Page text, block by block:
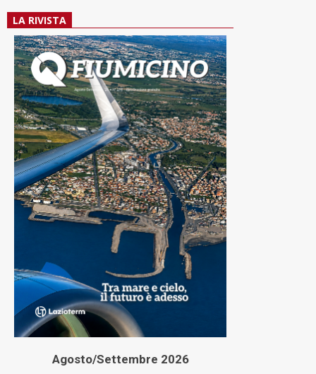
LA RIVISTA
Agosto/Settembre 2026